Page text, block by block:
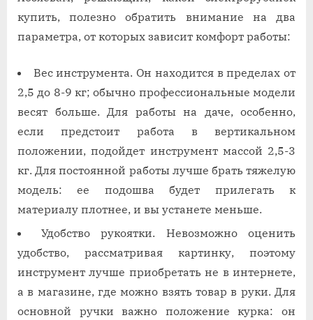
купить, полезно обратить внимание на два
параметра, от которых зависит комфорт работы:
Вес инструмента. Он находится в пределах от
2,5 до 8-9 кг; обычно профессиональные модели
весят больше. Для работы на даче, особенно,
если предстоит работа в вертикальном
положении, подойдет инструмент массой 2,5-3
кг. Для постоянной работы лучше брать тяжелую
модель: ее подошва будет прилегать к
материалу плотнее, и вы устанете меньше.
Удобство рукоятки. Невозможно оценить
удобство, рассматривая картинку, поэтому
инструмент лучше приобретать не в интернете,
а в магазине, где можно взять товар в руки. Для
основной ручки важно положение курка: он